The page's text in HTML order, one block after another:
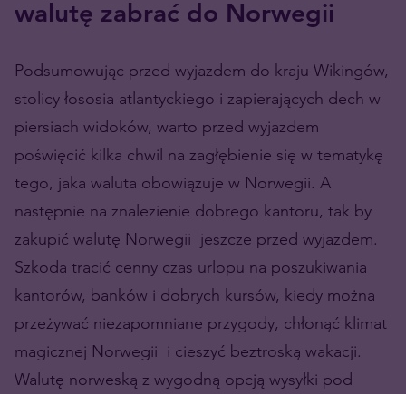
walutę zabrać do Norwegii
Podsumowując przed wyjazdem do kraju Wikingów,
stolicy łososia atlantyckiego i zapierających dech w
piersiach widoków, warto przed wyjazdem
poświęcić kilka chwil na zagłębienie się w tematykę
tego, jaka waluta obowiązuje w Norwegii. A
następnie na znalezienie dobrego kantoru, tak by
zakupić walutę Norwegii jeszcze przed wyjazdem.
Szkoda tracić cenny czas urlopu na poszukiwania
kantorów, banków i dobrych kursów, kiedy można
przeżywać niezapomniane przygody, chłonąć klimat
magicznej Norwegii i cieszyć beztroską wakacji.
Walutę norweską z wygodną opcją wysyłki pod